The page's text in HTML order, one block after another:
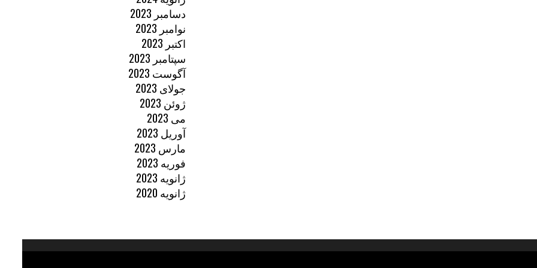
دسامبر 2023
نوامبر 2023
اکتبر 2023
سپتامبر 2023
آگوست 2023
جولای 2023
ژوئن 2023
می 2023
آوریل 2023
مارس 2023
فوریه 2023
ژانویه 2023
ژانویه 2020